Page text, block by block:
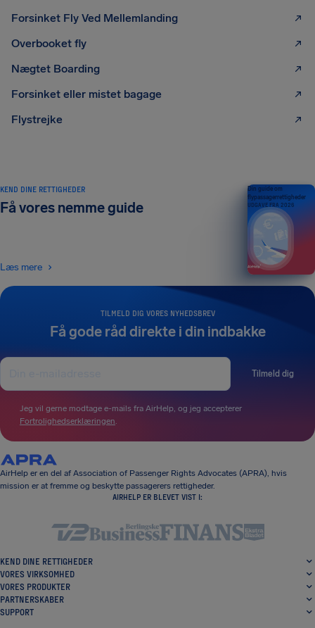
Forsinket Fly Ved Mellemlanding
Overbooket fly
Nægtet Boarding
Forsinket eller mistet bagage
Flystrejke
TILMELD DIG VORES NYHEDSBREV
Få gode råd direkte i din indbakke
Tilmeld dig
Jeg vil gerne modtage e-mails fra AirHelp, og jeg accepterer
Fortrolighedserklæringen.
KEND DINE RETTIGHEDER
Få vores nemme guide
Læs mere
Din guide om
flypassagerrettigheder
UDGAVE FRA 2026
AirHelp er en del af Association of Passenger Rights Advocates (APRA), hvis
mission er at fremme og beskytte passagerers rettigheder.
AIRHELP ER BLEVET VIST I:
KEND DINE RETTIGHEDER
VORES VIRKSOMHED
VORES PRODUKTER
PARTNERSKABER
SUPPORT